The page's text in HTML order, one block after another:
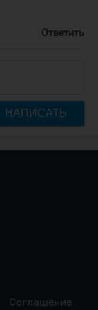
Ответить
НАПИСАТЬ
Соглашение